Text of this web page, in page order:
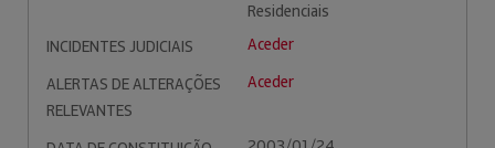
Residenciais
INCIDENTES JUDICIAIS
Aceder
ALERTAS DE ALTERAÇÕES
RELEVANTES
Aceder